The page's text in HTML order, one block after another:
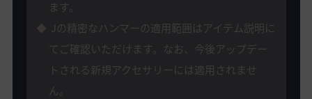
ます。
Jの精密なハンマーの適用範囲はアイテム説明に
てご確認いただけます。なお、今後アップデー
トされる新規アクセサリーには適用されませ
ん。